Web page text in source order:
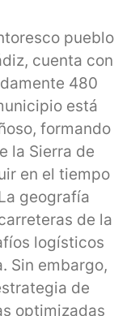
pueblo
cuenta con
480
está
formando
la Sierra de
en el tiempo
geografía
de la
logísticos
Sin embargo,
de
optimizadas